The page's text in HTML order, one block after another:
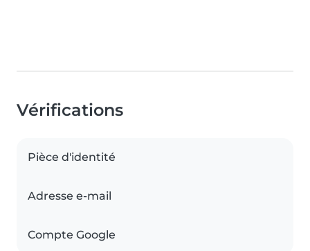
Vérifications
Pièce d'identité
Adresse e-mail
Compte Google